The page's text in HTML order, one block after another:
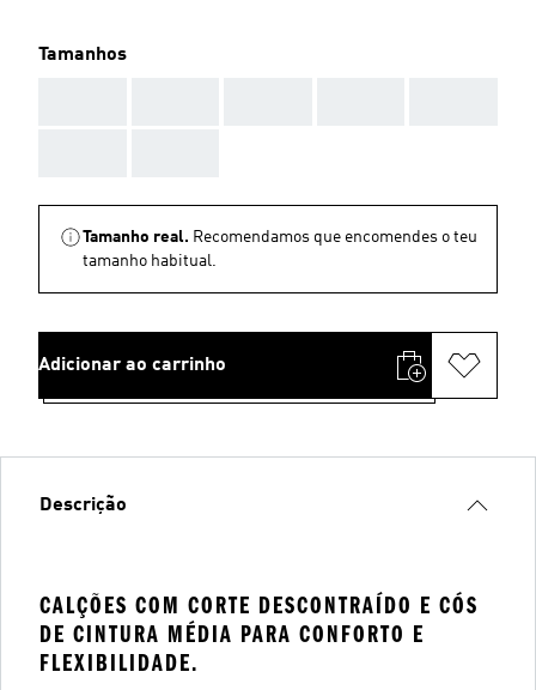
Tamanhos
Tamanho real. Recomendamos que encomendes o teu
tamanho habitual.
Adicionar ao carrinho
Descrição
CALÇÕES COM CORTE DESCONTRAÍDO E CÓS
DE CINTURA MÉDIA PARA CONFORTO E
FLEXIBILIDADE.